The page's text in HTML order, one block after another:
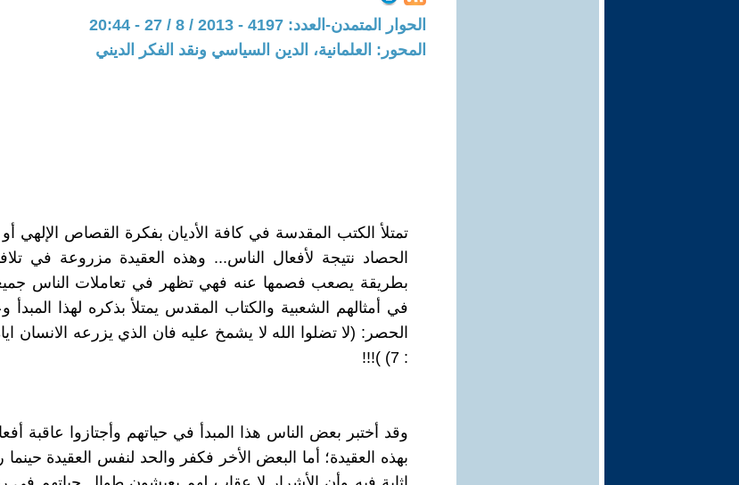
الحوار المتمدن-العدد: 4197 - 2013 / 8 / 27 - 20:44
المحور: العلمانية، الدين السياسي ونقد الفكر الديني
تمتلأ الكتب المقدسة في كافة الأديان بفكرة القصاص الإلهي أو
الحصاد نتيجة لأفعال الناس... وهذه العقيدة مزروعة في
بطريقة يصعب فصمها عنه فهي تظهر في تعاملات الناس جميعاً
في أمثالهم الشعبية والكتاب المقدس يمتلأ بذكره لهذا المبدأ
: 7) )!!!
وقد أختبر بعض الناس هذا المبدأ في حياتهم وأجتازوا عاقبة
بهذه العقيدة؛ أما البعض الأخر فكفر والحد لنفس العقيدة